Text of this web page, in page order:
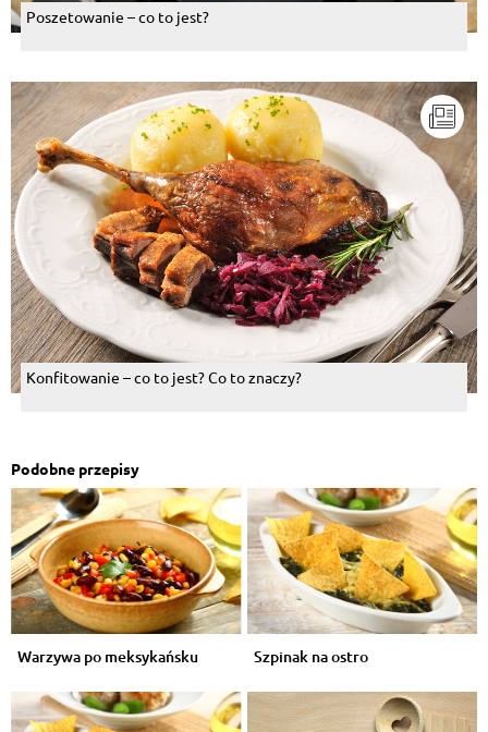
Poszetowanie – co to jest?
Konfitowanie – co to jest? Co to znaczy?
Podobne przepisy
Warzywa po meksykańsku Szpinak na ostro